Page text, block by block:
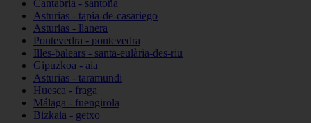
Cantabria - santoña
Asturias - tapia-de-casariego
Asturias - llanera
Pontevedra - pontevedra
Illes-balears - santa-eulària-des-riu
Gipuzkoa - aia
Asturias - taramundi
Huesca - fraga
Málaga - fuengirola
Bizkaia - getxo